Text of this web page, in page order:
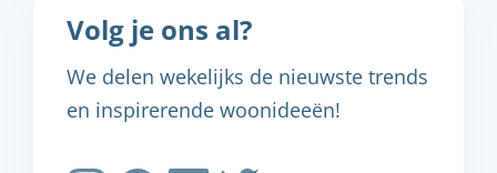
Volg je ons al?
We delen wekelijks de nieuwste trends
en inspirerende woonideeën!